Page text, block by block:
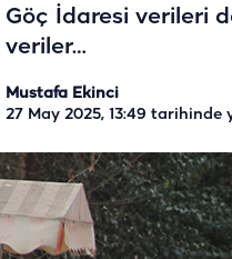
Göç İdaresi verileri
veriler…
Mustafa Ekinci
27 May 2025, 13:49 tarihinde